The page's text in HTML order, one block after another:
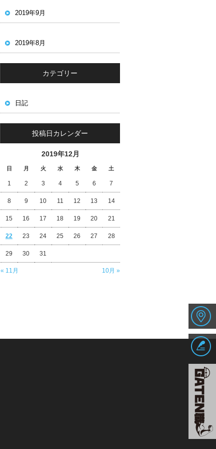
2019年9月
2019年8月
カテゴリー
日記
投稿日カレンダー
2019年12月
日 月 火 水 木 金 土
« 11月 10月 »
1 2 3 4 5 6 7
8 9 10 11 12 13 14
15 16 17 18 19 20 21
22 23 24 25 26 27 28
29 30 31